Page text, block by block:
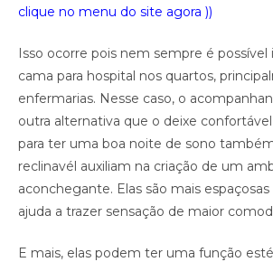
clique no menu do site agora ))
Isso ocorre pois nem sempre é possível
cama para hospital nos quartos,
enfermarias. Nesse caso, o
outra alternativa que o deixe
para ter uma boa noite de sono
reclinavél auxiliam na criação de um
aconchegante. Elas são mais
ajuda a trazer sensação de maior
E mais, elas podem ter uma função